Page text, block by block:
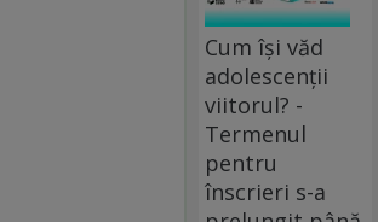
Cum își văd
adolescenții
viitorul? -
Termenul
pentru
înscrieri s-a